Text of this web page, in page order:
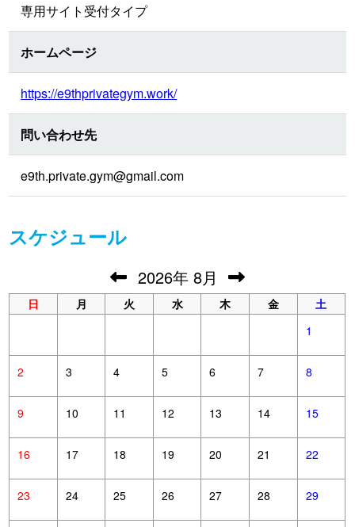
専用サイト受付タイプ
ホームページ
https://e9thprivategym.work/
問い合わせ先
e9th.private.gym@gmail.com
スケジュール
2026年 8月
日 月 火 水 木 金
土
1
2 3 4 5 6 7 8
9 10 11 12 13 14 15
16 17 18 19 20 21 22
23 24 25 26 27 28 29